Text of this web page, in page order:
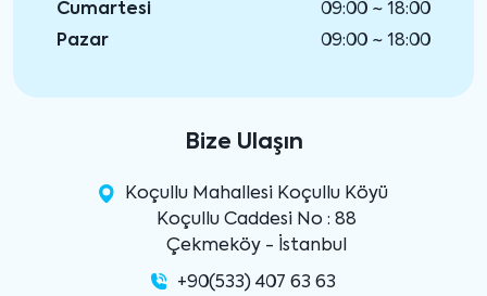
Cumartesi
09:00 ~ 18:00
Pazar
09:00 ~ 18:00
Bize Ulaşın
Koçullu Mahallesi Koçullu Köyü
Koçullu Caddesi No : 88
Çekmeköy - İstanbul
+90(533) 407 63 63